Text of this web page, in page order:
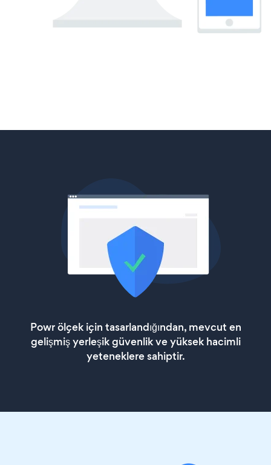
Powr ölçek için tasarlandığından, mevcut en
gelişmiş yerleşik güvenlik ve yüksek hacimli
yeteneklere sahiptir.